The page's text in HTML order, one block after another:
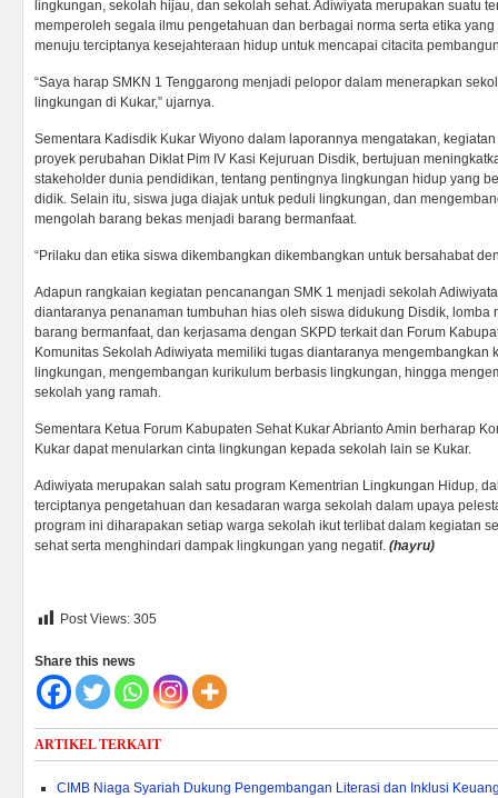
lingkungan, sekolah hijau, dan sekolah sehat. Adiwiyata merupakan suatu
memperoleh segala ilmu pengetahuan dan berbagai norma serta etika
menuju terciptanya kesejahteraan hidup untuk mencapai citacita
“Saya harap SMKN 1 Tenggarong menjadi pelopor dalam menerapkan
lingkungan di Kukar,” ujarnya.
Sementara Kadisdik Kukar Wiyono dalam laporannya mengatakan,
proyek perubahan Diklat Pim IV Kasi Kejuruan Disdik, bertujuan
stakeholder dunia pendidikan, tentang pentingnya lingkungan hidup yang
didik. Selain itu, siswa juga diajak untuk peduli lingkungan, dan
mengolah barang bekas menjadi barang bermanfaat.
“Prilaku dan etika siswa dikembangkan dikembangkan untuk bersahabat
Adapun rangkaian kegiatan pencanangan SMK 1 menjadi sekolah
diantaranya penanaman tumbuhan hias oleh siswa didukung Disdik, lomba
barang bermanfaat, dan kerjasama dengan SKPD terkait dan Forum
Komunitas Sekolah Adiwiyata memiliki tugas diantaranya mengembangkan
lingkungan, mengembangan kurikulum berbasis lingkungan, hingga
sekolah yang ramah.
Sementara Ketua Forum Kabupaten Sehat Kukar Abrianto Amin berharap
Kukar dapat menularkan cinta lingkungan kepada sekolah lain se Kukar.
Adiwiyata merupakan salah satu program Kementrian Lingkungan Hidup,
terciptanya pengetahuan dan kesadaran warga sekolah dalam upaya
program ini diharapakan setiap warga sekolah ikut terlibat dalam kegiatan
sehat serta menghindari dampak lingkungan yang negatif. (hayru)
Post Views: 305
Share this news
ARTIKEL TERKAIT
CIMB Niaga Syariah Dukung Pengembangan Literasi dan Inklusi